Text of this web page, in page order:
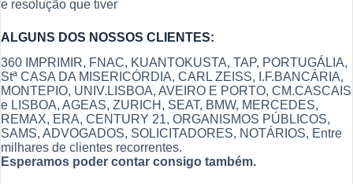
e resolução que tiver
ALGUNS DOS NOSSOS CLIENTES:
360 IMPRIMIR, FNAC, KUANTOKUSTA, TAP, PORTUGÁLIA,
Stª CASA DA MISERICÓRDIA, CARL ZEISS, I.F.BANCÁRIA,
MONTEPIO, UNIV.LISBOA, AVEIRO E PORTO, CM.CASCAIS
e LISBOA, AGEAS, ZURICH, SEAT, BMW, MERCEDES,
REMAX, ERA, CENTURY 21, ORGANISMOS PÚBLICOS,
SAMS, ADVOGADOS, SOLICITADORES, NOTÁRIOS, Entre
milhares de clientes recorrentes.
Esperamos poder contar consigo também.